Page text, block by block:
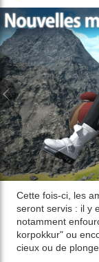
Cette fois-ci, les
seront servis : il y
notamment
korpokkur" ou
cieux ou de